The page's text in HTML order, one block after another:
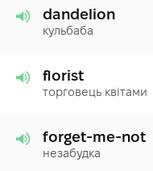
dandelion
кульбаба
florist
торговець квітами
forget-me-not
незабудка